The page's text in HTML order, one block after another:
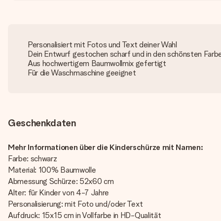
Personalisiert mit Fotos und Text deiner Wahl
Dein Entwurf gestochen scharf und in den schönsten
Aus hochwertigem Baumwollmix gefertigt
Für die Waschmaschine geeignet
Geschenkdaten
Mehr Informationen über die Kinderschürze mit Namen:
Farbe: schwarz
Material: 100% Baumwolle
Abmessung Schürze: 52x60 cm
Alter: für Kinder von 4-7 Jahre
Personalisierung: mit Foto und/oder Text
Aufdruck: 15x15 cm in Vollfarbe in HD-Qualität